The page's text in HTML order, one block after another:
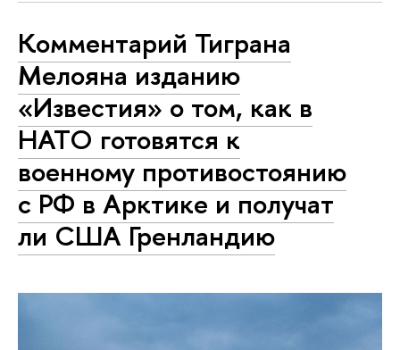
Комментарий Тиграна
Мелояна изданию
«Известия» о том, как в
НАТО готовятся к
военному противостоянию
с РФ в Арктике и получат
ли США Гренландию